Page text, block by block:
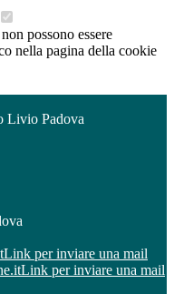
possono essere
nella pagina della cookie
Livio Padova
Link per inviare una mail
Link per inviare una mail